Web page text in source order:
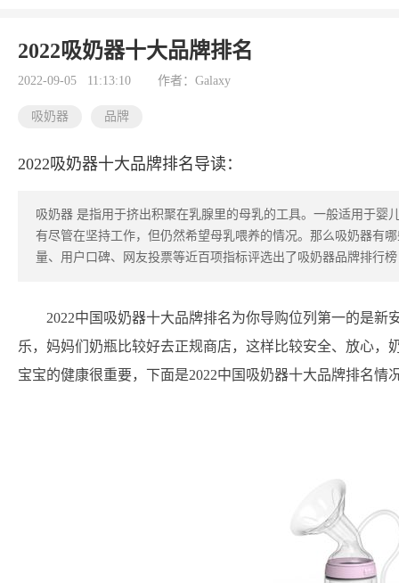
品牌导购 专家点评 精彩点评
2022吸奶器十大品牌排名
2022-09-05 11:13:10 作者：Galaxy
吸奶器 品牌
2022吸奶器十大品牌排名导读：
吸奶器 是指用于挤出积聚在乳腺里的母乳的工具。一般适用于婴
有尽管在坚持工作，但仍然希望母乳喂养的情况。那么吸奶器有
量、用户口碑、网友投票等近百项指标评选出了吸奶器品牌排行
2022中国吸奶器十大品牌排名为你导购位列第一的是新
乐，妈妈们奶瓶比较好去正规商店，这样比较安全、放心
宝宝的健康很重要，下面是2022中国吸奶器十大品牌排名情